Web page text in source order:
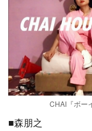
CHAI『ボー
■森朋之